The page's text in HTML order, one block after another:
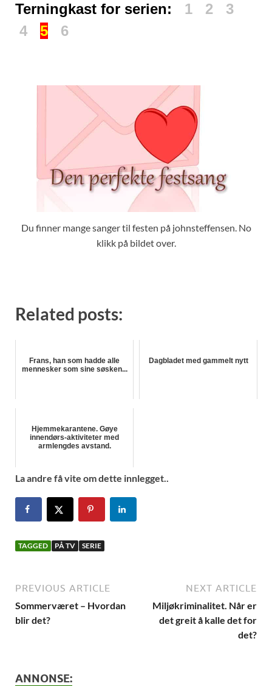
Terningkast for serien:
1 2 3
4 5 6
Du finner mange sanger til festen på johnsteffensen. No
klikk på bildet over.
Related posts:
Frans, han som hadde alle
mennesker som sine søsken...
Dagbladet med gammelt nytt
Hjemmekarantene. Gøye
innendørs-aktiviteter med
armlengdes avstand.
La andre få vite om dette innlegget..
TAGGED PÅ TV SERIE
PREVIOUS ARTICLE
Sommerværet – Hvordan
blir det?
NEXT ARTICLE
Miljøkriminalitet. Når er
det greit å kalle det for
det?
ANNONSE: